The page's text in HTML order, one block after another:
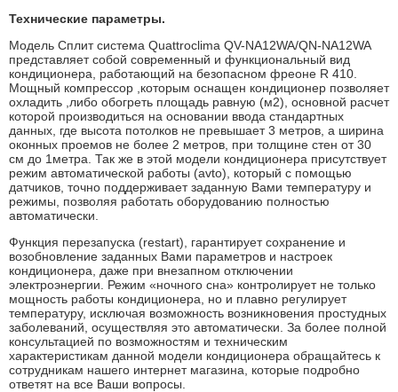
Технические параметры.
Модель Сплит система Quattroclima QV-NA12WA/QN-NA12WA
представляет собой современный и функциональный вид
кондиционера, работающий на безопасном фреоне R 410.
Мощный компрессор ,которым оснащен кондиционер позволяет
охладить ,либо обогреть площадь равную (м2), основной расчет
которой производиться на основании ввода стандартных
данных, где высота потолков не превышает 3 метров, а ширина
оконных проемов не более 2 метров, при толщине стен от 30
см до 1метра. Так же в этой модели кондиционера присутствует
режим автоматической работы (avto), который с помощью
датчиков, точно поддерживает заданную Вами температуру и
режимы, позволяя работать оборудованию полностью
автоматически.
Функция перезапуска (restart), гарантирует сохранение и
возобновление заданных Вами параметров и настроек
кондиционера, даже при внезапном отключении
электроэнергии. Режим «ночного сна» контролирует не только
мощность работы кондиционера, но и плавно регулирует
температуру, исключая возможность возникновения простудных
заболеваний, осуществляя это автоматически. За более полной
консультацией по возможностям и техническим
характеристикам данной модели кондиционера обращайтесь к
сотрудникам нашего интернет магазина, которые подробно
ответят на все Ваши вопросы.